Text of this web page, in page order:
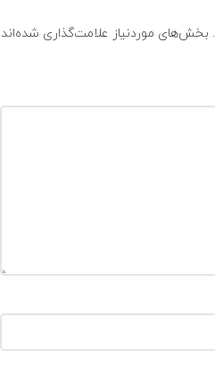
بخش‌های موردنیاز علامت‌گذاری شده‌اند